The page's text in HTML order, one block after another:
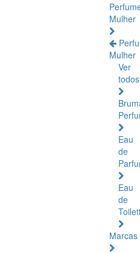
Mulher
Mulher
Ver
todos
Eau
de
Eau
de
Marcas